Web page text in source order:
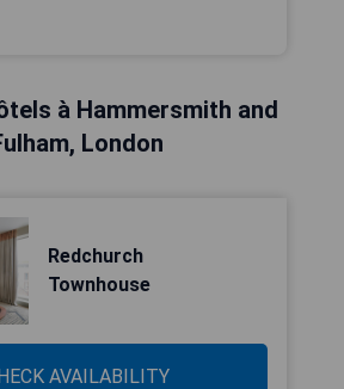
à Hammersmith and
London
Redchurch
Townhouse
AVAILABILITY